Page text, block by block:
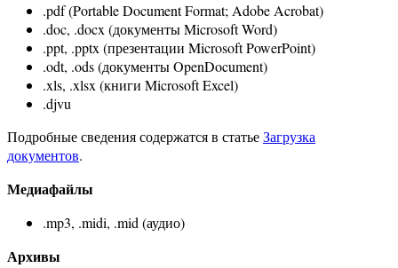
.pdf (Portable Document Format; Adobe Acrobat)
.doc, .docx (документы Microsoft Word)
.ppt, .pptx (презентации Microsoft PowerPoint)
.odt, .ods (документы OpenDocument)
.xls, .xlsx (книги Microsoft Excel)
.djvu
Подробные сведения содержатся в статьеЗагрузка
документов.
Медиафайлы
.mp3, .midi, .mid (аудио)
Архивы